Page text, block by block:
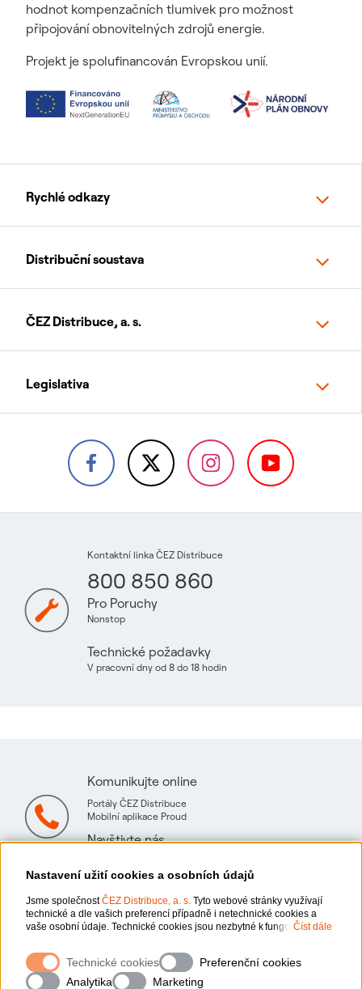
Nastavení užití cookies a osobních údajů
Jsme společnostČEZ Distribuce, a. s. Tyto webové stránky využívají
technické a dle vašich preferencí případně i netechnické cookies a
vaše osobní údaje. Technické cookies jsou nezbytné k fungování
webové stránky vašim preferencím, k personalizaci reklam a analytice.
Pro sběr a zpracování netechnických cookies a vašich osobních údajů,
nám můžete udělit souhlas. Bližší informace o vašich právech,
Číst dále
Technické cookies
Preferenční cookies
Analytika
Marketing
hodnot kompenzačních tlumivek pro možnost
připojování obnovitelných zdrojů energie.
Projekt je spolufinancován Evropskou unií.
Rychlé odkazy
Distribuční soustava
ČEZ Distribuce, a. s.
Legislativa
Kontaktní linka ČEZ Distribuce
800 850 860
Pro Poruchy
Nonstop
Technické požadavky
V pracovní dny od 8 do 18 hodin
Komunikujte online
Portály ČEZ Distribuce
Mobilní aplikace Proud
Navštivte nás
Ochrana osobních údajů